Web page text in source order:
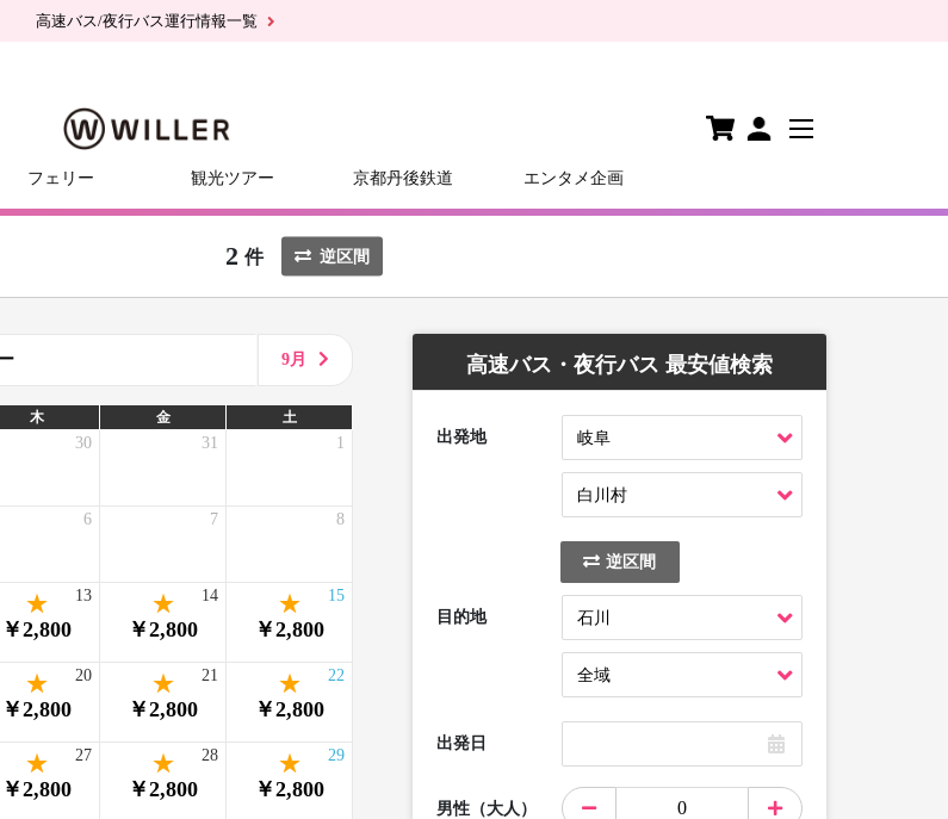
高速バス/夜行バス運行情報一覧
フェリー 観光ツアー 京都丹後鉄道 エンタメ企画
2 件 逆区間
9月
木 金 土
30 31 1
6 7 8
￥2,800
13
￥2,800
14
￥2,800
15
￥2,800
20
￥2,800
21
￥2,800
22
￥2,800
27
￥2,800
28
￥2,800
29
高速バス・夜行バス 最安値検索
出発地
逆区間
目的地
出発日
男性（大人）